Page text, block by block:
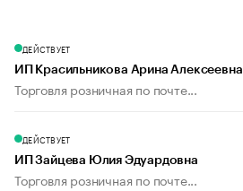
ДЕЙСТВУЕТ
ИП Красильникова Арина Алексеевна
Торговля розничная по почте...
ДЕЙСТВУЕТ
ИП Зайцева Юлия Эдуардовна
Торговля розничная по почте...